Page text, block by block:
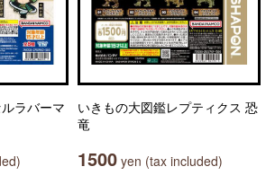
ラバーマ
いきもの大図鑑レプティクス 恐
竜
1500 yen (tax included)